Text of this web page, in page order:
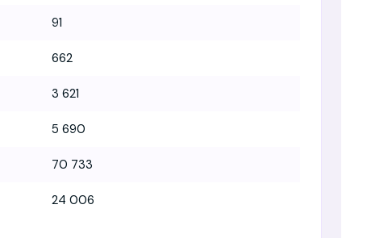
91
662
3 621
5 690
70 733
24 006